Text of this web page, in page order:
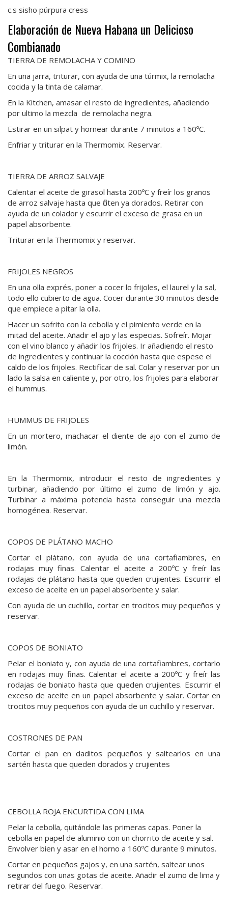
c.s sisho púrpura cress
Elaboración de Nueva Habana un Delicioso
Combianado
TIERRA DE REMOLACHA Y COMINO
En una jarra, triturar, con ayuda de una túrmix, la remolacha
cocida y la tinta de calamar.
En la Kitchen, amasar el resto de ingredientes, añadiendo
por ultimo la mezcla de remolacha negra.
Estirar en un silpat y hornear durante 7 minutos a 160ºC.
Enfriar y triturar en la Thermomix. Reservar.
TIERRA DE ARROZ SALVAJE
Calentar el aceite de girasol hasta 200ºC y freír los granos
de arroz salvaje hasta que floten ya dorados. Retirar con
ayuda de un colador y escurrir el exceso de grasa en un
papel absorbente.
Triturar en la Thermomix y reservar.
FRIJOLES NEGROS
En una olla exprés, poner a cocer lo frijoles, el laurel y la sal,
todo ello cubierto de agua. Cocer durante 30 minutos desde
que empiece a pitar la olla.
Hacer un sofrito con la cebolla y el pimiento verde en la
mitad del aceite. Añadir el ajo y las especias. Sofreír. Mojar
con el vino blanco y añadir los frijoles. Ir añadiendo el resto
de ingredientes y continuar la cocción hasta que espese el
caldo de los frijoles. Rectificar de sal. Colar y reservar por un
lado la salsa en caliente y, por otro, los frijoles para elaborar
el hummus.
HUMMUS DE FRIJOLES
En un mortero, machacar el diente de ajo con el zumo de
limón.
En la Thermomix, introducir el resto de ingredientes y
turbinar, añadiendo por último el zumo de limón y ajo.
Turbinar a máxima potencia hasta conseguir una mezcla
homogénea. Reservar.
COPOS DE PLÁTANO MACHO
Cortar el plátano, con ayuda de una cortafiambres, en
rodajas muy finas. Calentar el aceite a 200ºC y freír las
rodajas de plátano hasta que queden crujientes. Escurrir el
exceso de aceite en un papel absorbente y salar.
Con ayuda de un cuchillo, cortar en trocitos muy pequeños y
reservar.
COPOS DE BONIATO
Pelar el boniato y, con ayuda de una cortafiambres, cortarlo
en rodajas muy finas. Calentar el aceite a 200ºC y freír las
rodajas de boniato hasta que queden crujientes. Escurrir el
exceso de aceite en un papel absorbente y salar. Cortar en
trocitos muy pequeños con ayuda de un cuchillo y reservar.
COSTRONES DE PAN
Cortar el pan en daditos pequeños y saltearlos en una
sartén hasta que queden dorados y crujientes
CEBOLLA ROJA ENCURTIDA CON LIMA
Pelar la cebolla, quitándole las primeras capas. Poner la
cebolla en papel de aluminio con un chorrito de aceite y sal.
Envolver bien y asar en el horno a 160ºC durante 9 minutos.
Cortar en pequeños gajos y, en una sartén, saltear unos
segundos con unas gotas de aceite. Añadir el zumo de lima y
retirar del fuego. Reservar.